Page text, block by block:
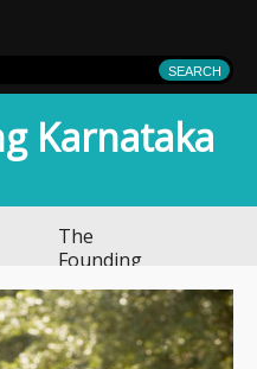
Karnataka
The
Founding
of
YouTube
A Short
History